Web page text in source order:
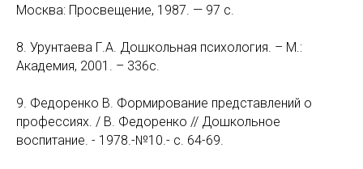
Москва: Просвещение, 1987. — 97 с.
8. Урунтаева Г.А. Дошкольная психология. – М.:
Академия, 2001. – 336с.
9. Федоренко В. Формирование представлений о
профессиях. / В. Федоренко // Дошкольное
воспитание. - 1978.-№10.- с. 64-69.